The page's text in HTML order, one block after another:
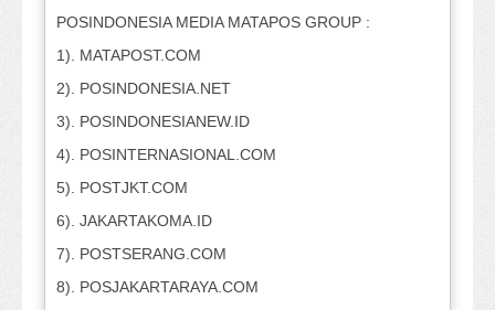
POSINDONESIA MEDIA MATAPOS GROUP :
1). MATAPOST.COM
2). POSINDONESIA.NET
3). POSINDONESIANEW.ID
4). POSINTERNASIONAL.COM
5). POSTJKT.COM
6). JAKARTAKOMA.ID
7). POSTSERANG.COM
8). POSJAKARTARAYA.COM